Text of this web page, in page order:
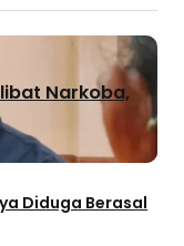
Narkoba,
Diduga Berasal